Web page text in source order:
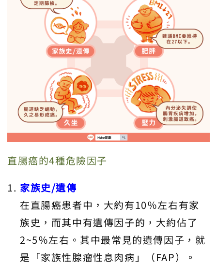
直腸癌的4種危險因子
家族史/遺傳
在直腸癌患者中，大約有10％左右有家
族史，而其中有遺傳因子的，大約佔了
2~5％左右。其中最常見的遺傳因子，就
是「家族性腺瘤性息肉病」（FAP）。